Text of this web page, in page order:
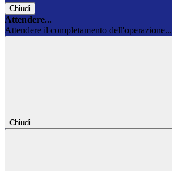
Chiudi
Attendere...
Attendere il completamento dell'operazione...
Chiudi